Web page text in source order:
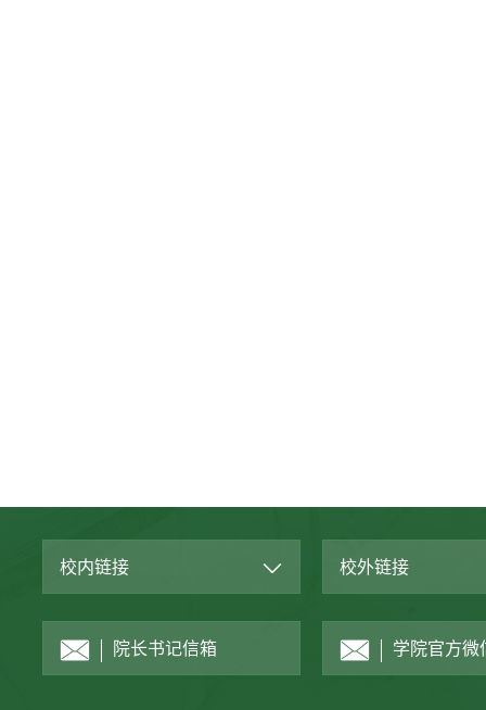
校内链接 校外链接
院长书记信箱 学院官方微